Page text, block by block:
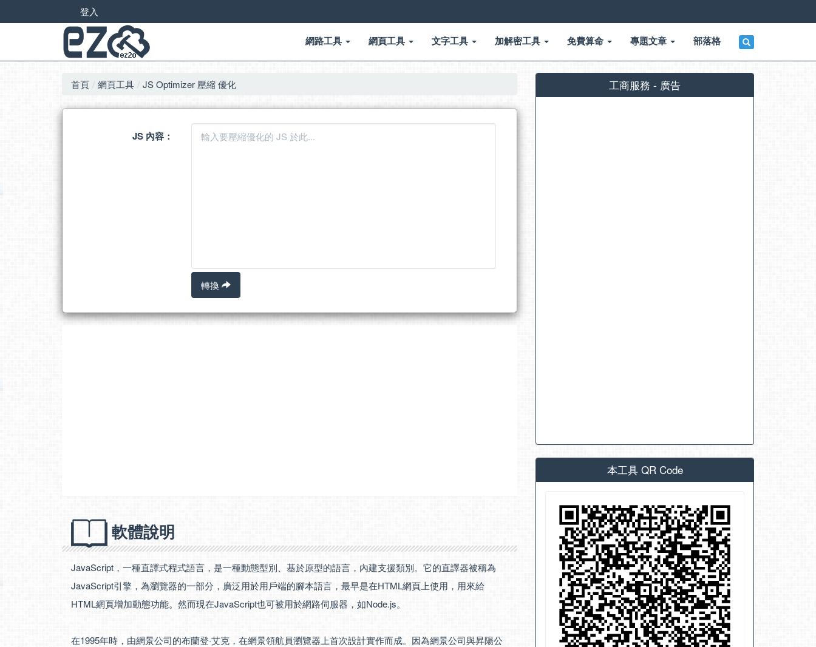
登入
網路工具 網頁工具 文字工具 加解密工具 免費算命 專題文章 部落格
首頁 網頁工具 JS Optimizer 壓縮 優化
JS 內容：
轉換
軟體說明
JavaScript，一種直譯式程式語言，是一種動態型別、基於原型的語言，內建支援類別。它的直譯器被稱為
JavaScript引擎，為瀏覽器的一部分，廣泛用於用戶端的腳本語言，最早是在HTML網頁上使用，用來給
HTML網頁增加動態功能。然而現在JavaScript也可被用於網路伺服器，如Node.js。
在1995年時，由網景公司的布蘭登·艾克，在網景領航員瀏覽器上首次設計實作而成。因為網景公司與昇陽公
工商服務 - 廣告
本工具 QR Code